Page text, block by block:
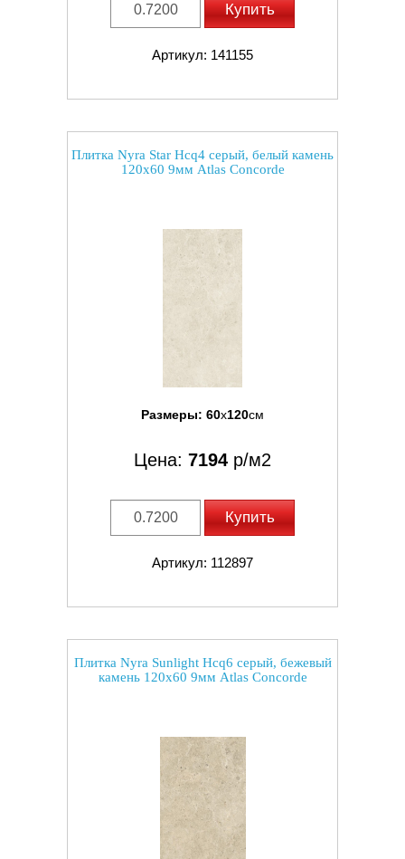
Купить
Артикул: 141155
Плитка Nyra Star Hcq4 серый, белый камень
120x60 9мм Atlas Concorde
Размеры: 60x120см
Цена: 7194 р/м2
Купить
Артикул: 112897
Плитка Nyra Sunlight Hcq6 серый, бежевый
камень 120x60 9мм Atlas Concorde